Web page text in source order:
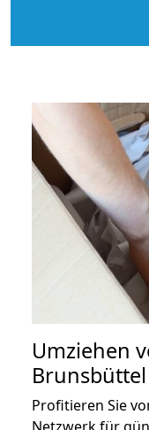
Umziehen
Brunsbüttel
Profitieren Sie